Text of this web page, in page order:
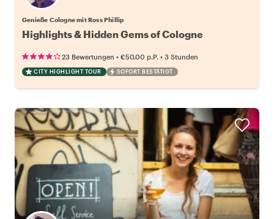
Genieße Cologne mit Ross Phillip
Highlights & Hidden Gems of Cologne
23 Bewertungen • €50.00 p.P. • 3 Stunden
CITY HIGHLIGHT TOUR SOFORT BESTÄTIGT